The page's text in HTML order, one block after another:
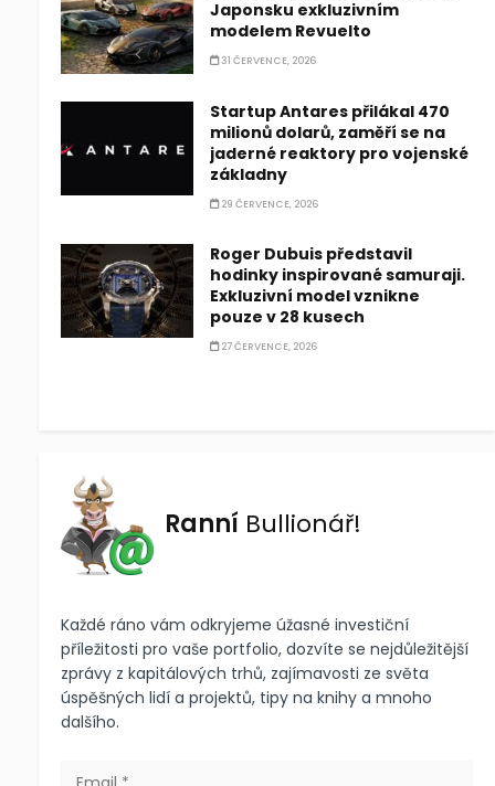
Japonsku exkluzivním
modelem Revuelto
31 ČERVENCE, 2026
Startup Antares přilákal 470
milionů dolarů, zaměří se na
jaderné reaktory pro vojenské
základny
29 ČERVENCE, 2026
Roger Dubuis představil
hodinky inspirované samuraji.
Exkluzivní model vznikne
pouze v 28 kusech
27 ČERVENCE, 2026
Ranní Bullionář!
Každé ráno vám odkryjeme úžasné investiční
příležitosti pro vaše portfolio, dozvíte se nejdůležitější
zprávy z kapitálových trhů, zajímavosti ze světa
úspěšných lidí a projektů, tipy na knihy a mnoho
dalšího.